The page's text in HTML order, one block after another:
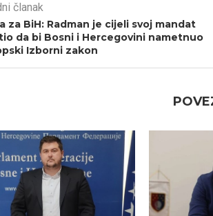
članak
za BiH: Radman je cijeli svoj mandat
da bi Bosni i Hercegovini nametnuo
Izborni zakon